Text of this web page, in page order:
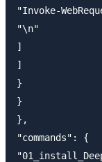
"Invoke-
"\n"
]
]
}
}
},
"commands": {